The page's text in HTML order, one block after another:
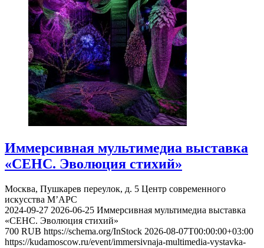
Иммерсивная мультимедиа выставка
«СЕНС. Эволюция стихий»
Москва, Пушкарев переулок, д. 5 Центр современного
искусства М’АРС
2024-09-27 2026-06-25 Иммерсивная мультимедиа выставка
«СЕНС. Эволюция стихий»
700 RUB https://schema.org/InStock 2026-08-07T00:00:00+03:00
https://kudamoscow.ru/event/immersivnaja-multimedia-vystavka-